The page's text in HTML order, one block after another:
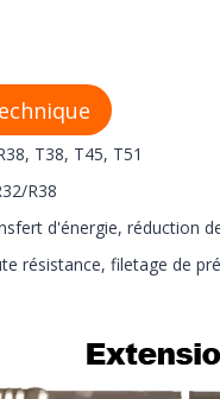
T38, T45, T51
R38
d'énergie, réduction
résistance, filetage de